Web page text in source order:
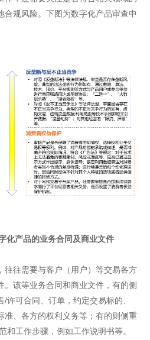
合规风险。下图为数字化产品审查中
化产品的业务合同及商业文件
往往需要与客户（用户）等交易各方
该等业务合同和商业文件，有的侧
许可合同、订单，约定交易标的、
准、各方的权利义务等；有的则侧重
和工作步骤，例如工作说明书等。